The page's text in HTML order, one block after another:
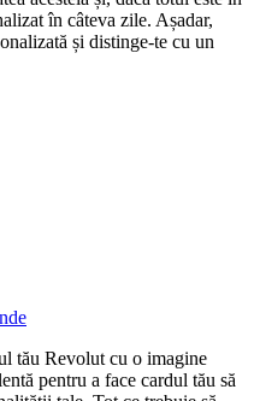
în câteva zile. Așadar,
și distinge-te cu un
tău Revolut cu o imagine
pentru a face cardul tău să